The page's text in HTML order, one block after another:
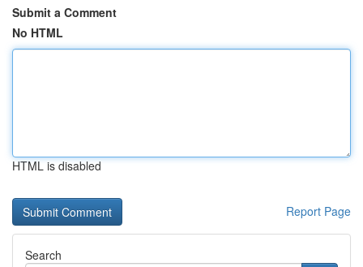
Submit a Comment
No HTML
HTML is disabled
Report Page
Search